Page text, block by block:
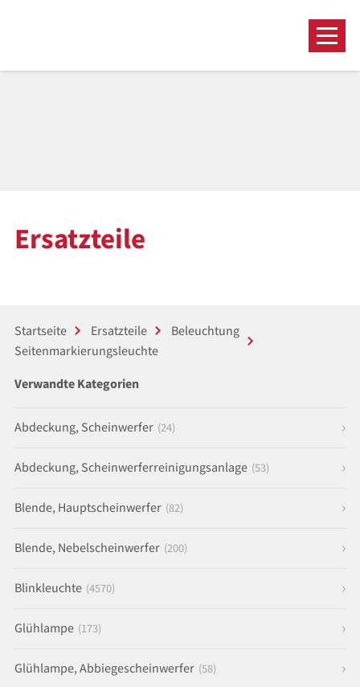
Ersatzteile
Startseite Ersatzteile
Beleuchtung
Seitenmarkierungsleuchte
Verwandte Kategorien
Abdeckung, Scheinwerfer (24)
Abdeckung, Scheinwerferreinigungsanlage (53)
Blende, Hauptscheinwerfer (82)
Blende, Nebelscheinwerfer (200)
Blinkleuchte (4570)
Glühlampe (173)
Glühlampe, Abbiegescheinwerfer (58)